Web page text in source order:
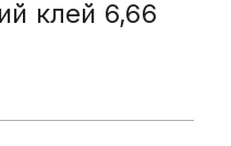
клей 6,66